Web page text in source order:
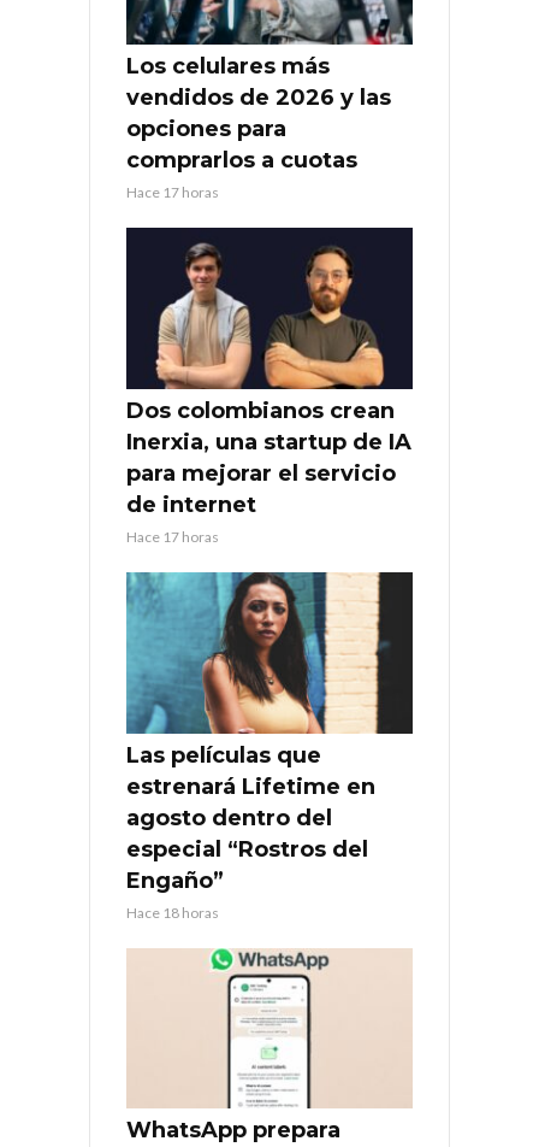
Los celulares más
vendidos de 2026 y las
opciones para
comprarlos a cuotas
Hace 17 horas
Dos colombianos crean
Inerxia, una startup de IA
para mejorar el servicio
de internet
Hace 17 horas
Las películas que
estrenará Lifetime en
agosto dentro del
especial “Rostros del
Engaño”
Hace 18 horas
WhatsApp prepara